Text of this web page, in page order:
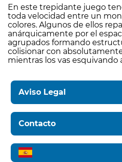
En este trepidante juego
toda velocidad entre un
colores. Algunos de ellos
anárquicamente por el
agrupados formando
colisionar con
mientras los vas
Aviso Legal
Contacto